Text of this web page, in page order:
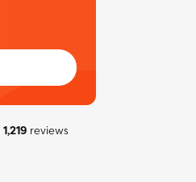
1,219reviews